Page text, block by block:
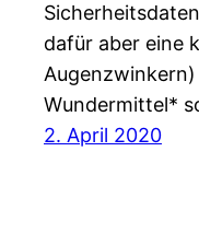
dafür aber eine
Wundermittel*
2. April 2020